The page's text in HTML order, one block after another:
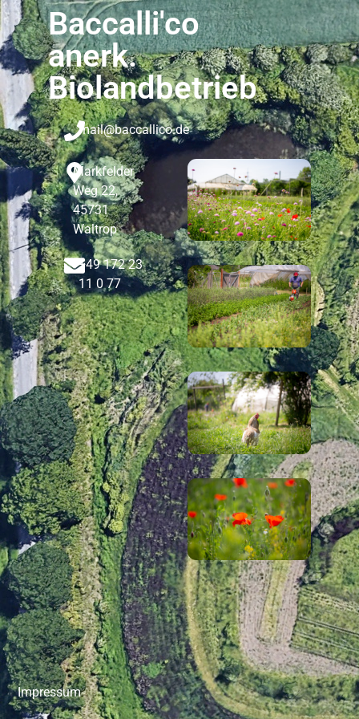
Baccalli'co
anerk.
Biolandbetrieb
mail@baccallico.de
Markfelder
Weg 22,
45731
Waltrop
+49 172 23
11 0 77
Impressum